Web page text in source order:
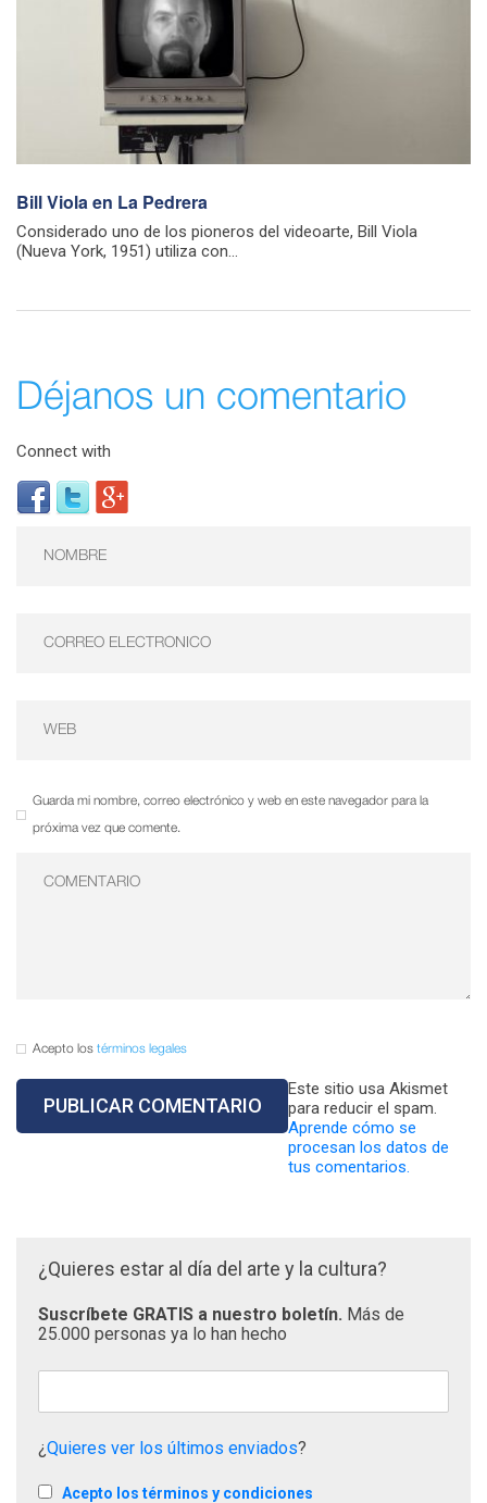
Bill Viola en La Pedrera
Considerado uno de los pioneros del videoarte, Bill Viola
(Nueva York, 1951) utiliza con...
Déjanos un comentario
Connect with
Guarda mi nombre, correo electrónico y web en este navegador para la
próxima vez que comente.
Acepto los términos legales
Este sitio usa Akismet
para reducir el spam.
Aprende cómo se
procesan los datos de
tus comentarios.
¿Quieres estar al día del arte y la cultura?
Suscríbete GRATIS a nuestro boletín. Más de
25.000 personas ya lo han hecho
¿Quieres ver los últimos enviados?
Acepto los términos y condiciones